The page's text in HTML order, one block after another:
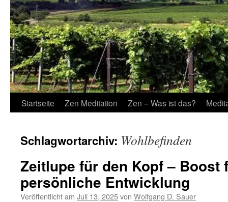
Startseite Zen Meditation Zen – Was ist das?
Schlagwortarchiv: Wohlbefinden
Zeitlupe für den Kopf – Boost
persönliche Entwicklung
Veröffentlicht am Juli 13, 2025von Wolfgang D. Sauer